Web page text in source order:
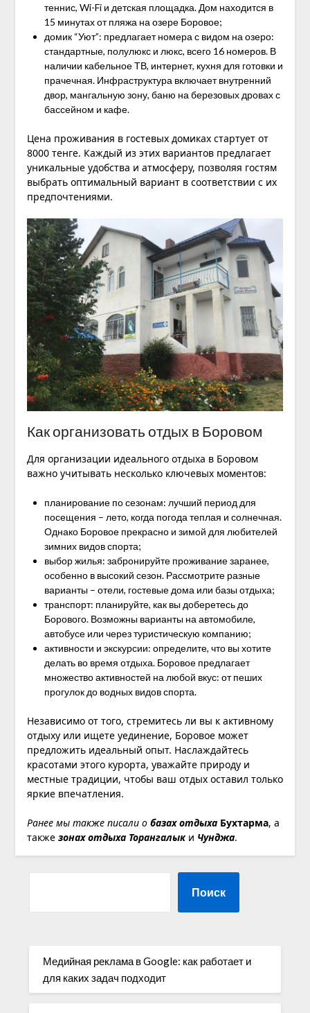
теннис, Wi-Fi и детская площадка. Дом находится в
15 минутах от пляжа на озере Боровое;
домик “Уют”: предлагает номера с видом на озеро:
стандартные, полулюкс и люкс, всего 16 номеров. В
наличии кабельное ТВ, интернет, кухня для готовки и
прачечная. Инфраструктура включает внутренний
двор, мангальную зону, баню на березовых дровах с
бассейном и кафе.
Цена проживания в гостевых домиках стартует от
8000 тенге. Каждый из этих вариантов предлагает
уникальные удобства и атмосферу, позволяя гостям
выбрать оптимальный вариант в соответствии с их
предпочтениями.
Как организовать отдых в Боровом
Для организации идеального отдыха в Боровом
важно учитывать несколько ключевых моментов:
планирование по сезонам: лучший период для
посещения – лето, когда погода теплая и солнечная.
Однако Боровое прекрасно и зимой для любителей
зимних видов спорта;
выбор жилья: забронируйте проживание заранее,
особенно в высокий сезон. Рассмотрите разные
варианты – отели, гостевые дома или базы отдыха;
транспорт: планируйте, как вы доберетесь до
Борового. Возможны варианты на автомобиле,
автобусе или через туристическую компанию;
активности и экскурсии: определите, что вы хотите
делать во время отдыха. Боровое предлагает
множество активностей на любой вкус: от пеших
прогулок до водных видов спорта.
Независимо от того, стремитесь ли вы к активному
отдыху или ищете уединение, Боровое может
предложить идеальный опыт. Наслаждайтесь
красотами этого курорта, уважайте природу и
местные традиции, чтобы ваш отдых оставил только
яркие впечатления.
Ранее мы также писали о базах отдыхаБухтарма, а
также зонах отдыха Торангалык и Чунджа.
Поиск
Медийная реклама в Google: как работает и
для каких задач подходит